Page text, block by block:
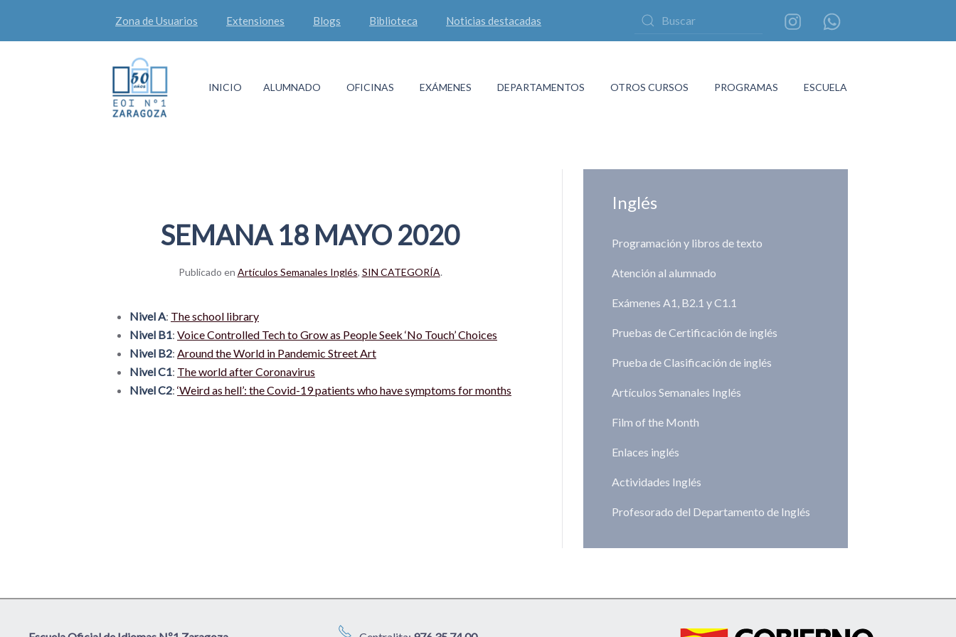
Zona de Usuarios Extensiones Blogs Biblioteca Noticias destacadas
INICIO ALUMNADO OFICINAS EXÁMENES DEPARTAMENTOS OTROS CURSOS PROGRAMAS ESCUELA
SEMANA 18 MAYO 2020
Publicado en Artículos Semanales Inglés, SIN CATEGORÍA.
Nivel A: The school library
Nivel B1: Voice Controlled Tech to Grow as People Seek ‘No Touch’ Choices
Nivel B2: Around the World in Pandemic Street Art
Nivel C1: The world after Coronavirus
Nivel C2: ‘Weird as hell’: the Covid-19 patients who have symptoms for months
Inglés
Programación y libros de texto
Atención al alumnado
Exámenes A1, B2.1 y C1.1
Pruebas de Certificación de inglés
Prueba de Clasificación de inglés
Artículos Semanales Inglés
Film of the Month
Enlaces inglés
Actividades Inglés
Profesorado del Departamento de Inglés